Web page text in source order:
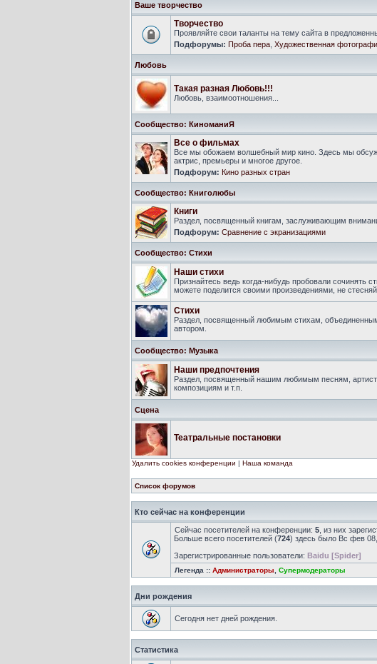
Ваше творчество
Творчество
Проявляйте свои таланты на тему сайта в
Подфорумы: Проба пера Художественная
Любовь
Такая разная Любовь!!!
Любовь, взаимоотношения...
Сообщество: КиноманиЯ
Все о фильмах
Все мы обожаем волшебный мир кино. Здесь мы
актрис, премьеры и многое другое.
Подфорум: Кино разных стран
Сообщество: Книголюбы
Книги
Раздел, посвященный книгам, заслуживающим
Подфорум: Сравнение с экранизациями
Сообщество: Стихи
Наши стихи
Признайтесь ведь когда-нибудь пробовали сочинять
можете поделится своими произведениями, не
Стихи
Раздел, посвященный любимым стихам,
автором.
Сообщество: Музыка
Наши предпочтения
Раздел, посвященный нашим любимым песням,
композициям и т.п.
Сцена
Театральные постановки
Удалить cookies конференции | Наша команда
Список форумов
Кто сейчас на конференции
Сейчас посетителей на конференции: 5 , из них
Больше всего посетителей (724) здесь было Вс фев
Зарегистрированные пользователи: Baidu [Spider]
Легенда :: Администраторы Супермодераторы
Дни рождения
Сегодня нет дней рождения.
Статистика